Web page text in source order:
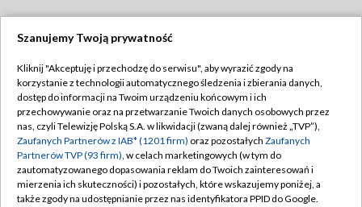
TVP
Abonament TVP
Emisja w TVP
Centrum informacji TVP
Naziemna Telewizja Cyfrowa
Regulamin TVP
Polityka prywatności
Moje zgody
Pomoc
Szanujemy Twoją prywatność
Kliknij "Akceptuję i przechodzę do serwisu", aby wyrazić zgody na
korzystanie z technologii automatycznego śledzenia i zbierania danych,
dostęp do informacji na Twoim urządzeniu końcowym i ich
przechowywanie oraz na przetwarzanie Twoich danych osobowych przez
nas, czyli Telewizję Polską S.A. w likwidacji (zwaną dalej również „TVP”),
Zaufanych Partnerów z IAB* (1201 firm) oraz pozostałych Zaufanych
Partnerów TVP (93 firm), w celach marketingowych (w tym do
zautomatyzowanego dopasowania reklam do Twoich zainteresowań i
mierzenia ich skuteczności) i pozostałych, które wskazujemy poniżej, a
także zgody na udostępnianie przez nas identyfikatora PPID do Google.